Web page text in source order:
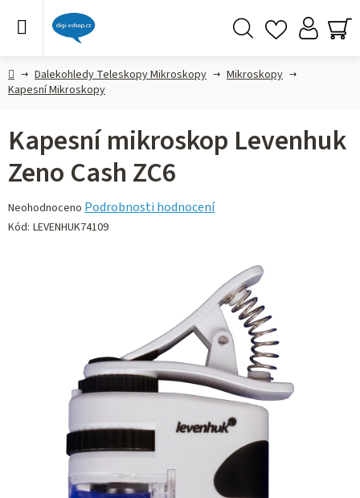
DomůDalekohledy Teleskopy Mikroskopy
Mikroskopy
Kapesní Mikroskopy
Kapesní mikroskop Levenhuk
Zeno Cash ZC6
Průměrné
hodnocení
Neohodnoceno Podrobnosti hodnocení
Kód: LEVENHUK74109